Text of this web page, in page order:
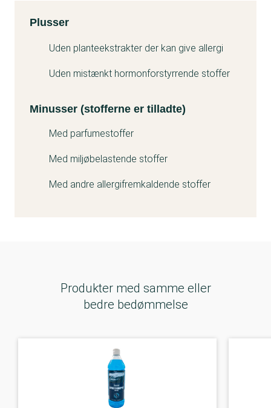
Kemitest
Plusser
Uden planteekstrakter der kan give allergi
Uden mistænkt hormonforstyrrende stoffer
Minusser (stofferne er tilladte)
Med parfumestoffer
Med miljøbelastende stoffer
Med andre allergifremkaldende stoffer
Produkter med samme eller
bedre bedømmelse